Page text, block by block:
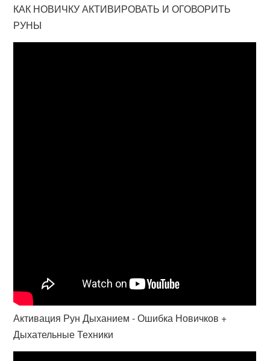
КАК НОВИЧКУ АКТИВИРОВАТЬ И ОГОВОРИТЬ
РУНЫ
Активация Рун Дыханием - Ошибка Новичков +
Дыхательные Техники